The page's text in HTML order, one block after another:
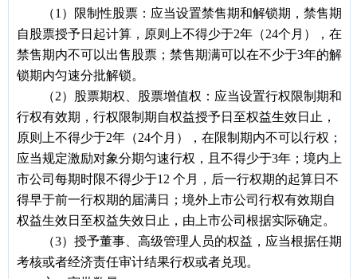
（1）限制性股票：应当设置禁售期和解锁期，禁售期
自股票授予日起计算，原则上不得少于2年（24个月），在
禁售期内不可以出售股票；禁售期满可以在不少于3年的解
锁期内匀速分批解锁。
（2）股票期权、股票增值权：应当设置行权限制期和
行权有效期，行权限制期自权益授予日至权益生效日止，
原则上不得少于2年（24个月），在限制期内不可以行权；
应当规定激励对象分期匀速行权，且不得少于3年；境内上
市公司每期时限不得少于12 个月，后一行权期的起算日不
得早于前一行权期的届满日；境外上市公司行权有效期自
权益生效日至权益失效日止，由上市公司根据实际确定。
（3）授予董事、高级管理人员的权益，应当根据任期
考核或者经济责任审计结果行权或者兑现。